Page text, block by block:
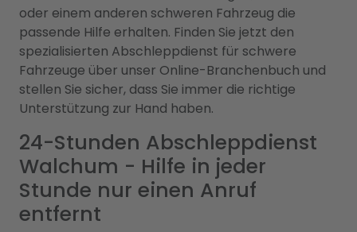
oder einem anderen schweren Fahrzeug die
passende Hilfe erhalten. Finden Sie jetzt den
spezialisierten Abschleppdienst für schwere
Fahrzeuge über unser Online-Branchenbuch und
stellen Sie sicher, dass Sie immer die richtige
Unterstützung zur Hand haben.
24-Stunden Abschleppdienst
Walchum - Hilfe in jeder
Stunde nur einen Anruf
entfernt